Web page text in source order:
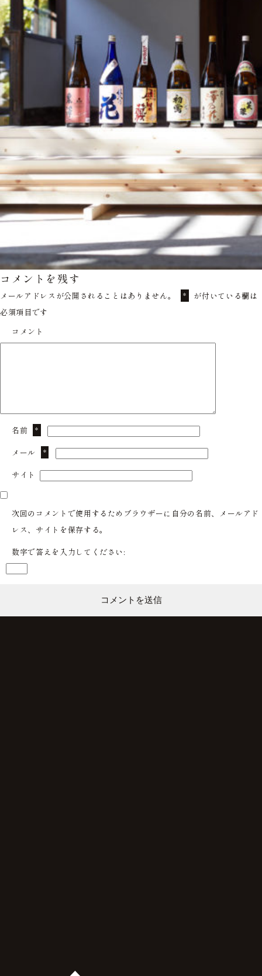
コメントを残す
メールアドレスが公開されることはありません。 *
が付いている欄は
必須項目です
コメント
名前 *
メール *
サイト
次回のコメントで使用するためブラウザーに自分の名前、メールアド
レス、サイトを保存する。
数字で答えを入力してください: